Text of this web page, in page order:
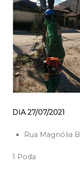
DIA 27/07/2021
Rua Magnólia
1 Poda